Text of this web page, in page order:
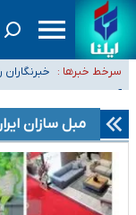
سرخط خبرها :
تعویق آزمون ورودی
تخصصی جغرافیای نظامی
کرمان
هیچ پرستاری بازداشت
ثبت‌نام بخش عمده
باقی‌مانده در دبی
مبل سازان